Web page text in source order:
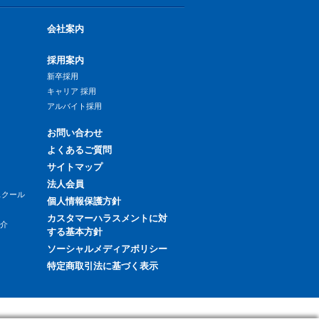
ール
会社案内
採用案内
新卒採用
キャリア 採用
アルバイト採用
お問い合わせ
よくあるご質問
サイトマップ
法人会員
個人情報保護方針
カスタマーハラスメントに対
する基本方針
ソーシャルメディアポリシー
特定商取引法に基づく表示